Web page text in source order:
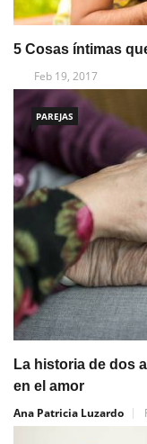
5 Cosas íntimas
Feb 19, 2017
PAREJAS
La historia de dos
en el amor
Ana Patricia Luzardo